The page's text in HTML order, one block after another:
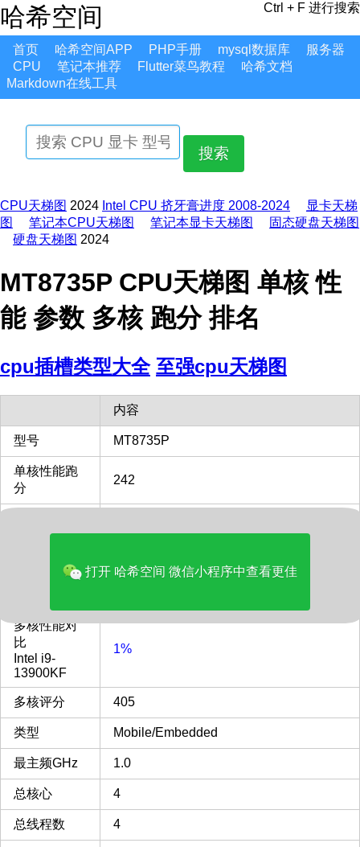
哈希空间 Ctrl + F 进行搜索
首页 哈希空间APP PHP手册 mysql数据库
服务器
CPU
笔记本推荐 Flutter菜鸟教程
哈希文档
Markdown在线工具
搜索
CPU天梯图 2024 Intel CPU 挤牙膏进度 2008-2024
显卡天梯
图
笔记本CPU天梯图 笔记本显卡天梯图
固态硬盘天梯图
硬盘天梯图 2024
MT8735P CPU天梯图 单核 性
能 参数 多核 跑分 排名
cpu插槽类型大全 至强cpu天梯图
内容
型号 MT8735P
单核性能跑
分
242
5%
多核性能对
比
Intel i9-
13900KF
1%
多核评分 405
类型 Mobile/Embedded
最主频GHz 1.0
总核心 4
总线程数 4
打开 哈希空间 微信小程序中查看更佳